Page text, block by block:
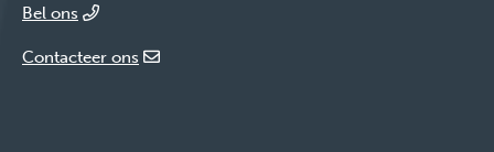
Bel ons
Contacteer ons